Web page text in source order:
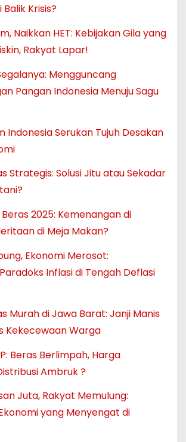
Krisis?
Naikkan HET: Kebijakan Gila yang
Rakyat Lapar!
Mengguncang
Pangan Indonesia Menuju Sagu
Indonesia Serukan Tujuh Desakan
Strategis: Solusi Jitu atau Sekadar
2025: Kemenangan di
di Meja Makan?
Ekonomi Merosot:
Inflasi di Tengah Deflasi
Murah di Jawa Barat: Janji Manis
Kekecewaan Warga
Beras Berlimpah, Harga
Ambruk ?
Juta, Rakyat Memulung:
yang Menyengat di